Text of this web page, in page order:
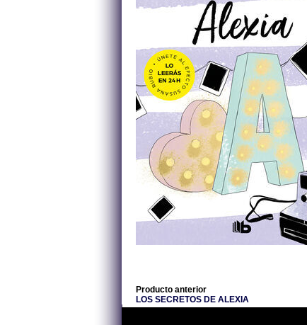
Producto anterior
LOS SECRETOS DE ALEXIA